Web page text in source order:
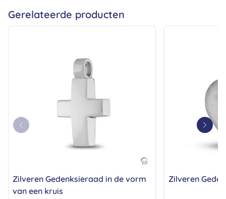
Gerelateerde producten
Zilveren Gedenksieraad in de vorm
van een kruis
Zilveren